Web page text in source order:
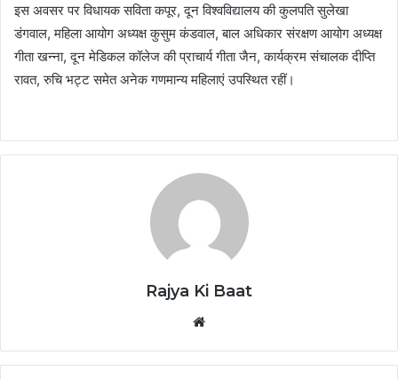
इस अवसर पर विधायक सविता कपूर, दून विश्वविद्यालय की कुलपति सुलेखा
डंगवाल, महिला आयोग अध्यक्ष कुसुम कंडवाल, बाल अधिकार संरक्षण आयोग अध्यक्ष
गीता खन्ना, दून मेडिकल कॉलेज की प्राचार्य गीता जैन, कार्यक्रम संचालक दीप्ति
रावत, रुचि भट्ट समेत अनेक गणमान्य महिलाएं उपस्थित रहीं।
Rajya Ki Baat